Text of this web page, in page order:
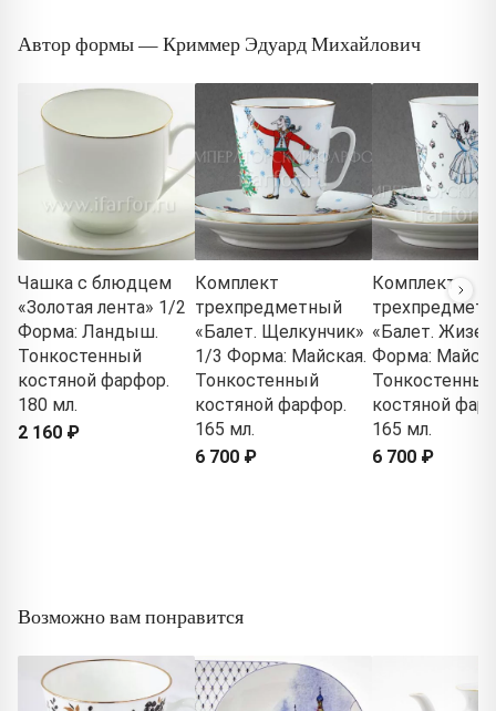
Автор формы — Криммер Эдуард Михайлович
Чашка с блюдцем
«Золотая лента» 1/2
Форма: Ландыш.
Тонкостенный
костяной фарфор.
180 мл.
2 160 ₽
Комплект
трехпредметный
«Балет. Щелкунчик»
1/3 Форма: Майская.
Тонкостенный
костяной фарфор.
165 мл.
6 700 ₽
Комплект
«Балет.
Форма:
Тонкостенный
костяной
165 мл.
6 700 ₽
Возможно вам понравится